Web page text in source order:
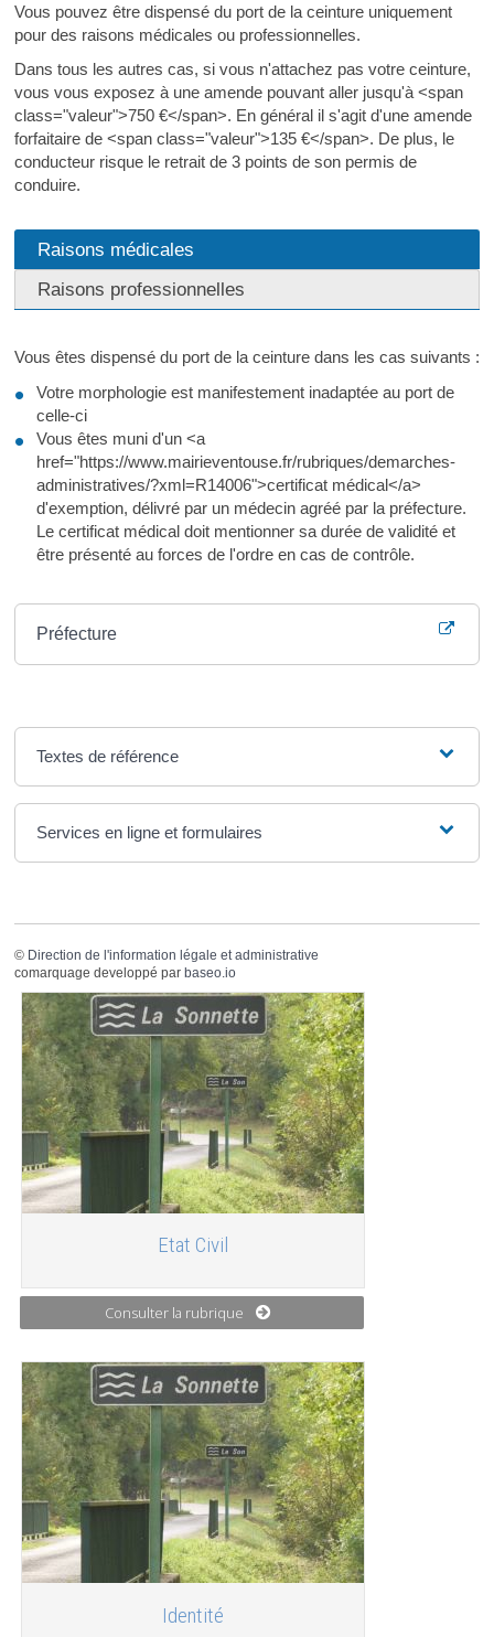
Vous pouvez être dispensé du port de la ceinture uniquement
pour des raisons médicales ou professionnelles.
Dans tous les autres cas, si vous n'attachez pas votre ceinture,
vous vous exposez à une amende pouvant aller jusqu'à <span
class="valeur">750 €</span>. En général il s'agit d'une amende
forfaitaire de <span class="valeur">135 €</span>. De plus, le
conducteur risque le retrait de 3 points de son permis de
conduire.
Raisons médicales
Raisons professionnelles
Vous êtes dispensé du port de la ceinture dans les cas suivants :
Votre morphologie est manifestement inadaptée au port de
celle-ci
Vous êtes muni d'un <a
href="https://www.mairieventouse.fr/rubriques/demarches-
administratives/?xml=R14006">certificat médical</a>
d'exemption, délivré par un médecin agréé par la préfecture.
Le certificat médical doit mentionner sa durée de validité et
être présenté au forces de l'ordre en cas de contrôle.
Préfecture
Textes de référence
Services en ligne et formulaires
© Direction de l'information légale et administrative
comarquage developpé par baseo.io
Etat Civil
Consulter la rubrique
Identité